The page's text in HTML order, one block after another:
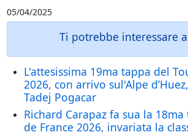
05/04/2025
Ti potrebbe interessare
L'attesissima 19ma tappa del
2026, con arrivo sul'Alpe
Tadej Pogacar
Richard Carapaz fa sua la
de France 2026, invariata la